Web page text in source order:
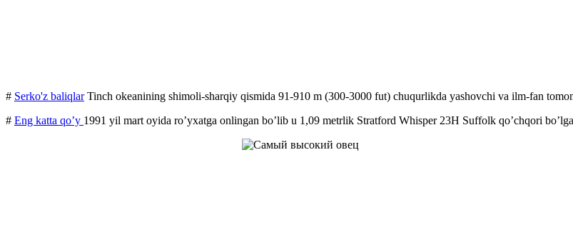
# Serko'z baliqlar Tinch okeanining shimoli-sharqiy qismida 91-910 m (300-3000 fut) chuqurlikda yashovchi va ilm-fan
# Eng katta qo’y 1991 yil mart oyida ro’yxatga onlingan bo’lib u 1,09 metrlik Stratford Whisper 23H Suffolk qo’chqori